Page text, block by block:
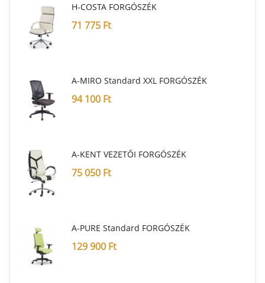
H-COSTA FORGÓSZÉK
71 775 Ft
A-MIRO Standard XXL FORGÓSZÉK
94 100 Ft
A-KENT VEZETŐI FORGÓSZÉK
75 050 Ft
A-PURE Standard FORGÓSZÉK
129 900 Ft